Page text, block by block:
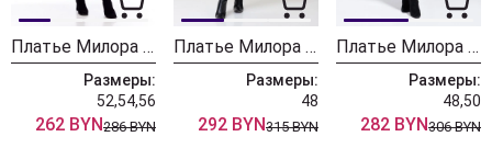
Платье Милора Стиль 1275 леопард
Размеры:
52,54,56
262 BYN286 BYN
Платье Милора Стиль 1272 чёрный с коричневым
Размеры:
48
292 BYN315 BYN
Платье Милора Стиль 1137 темно-зеленый
Размеры:
48,50
282 BYN306 BYN